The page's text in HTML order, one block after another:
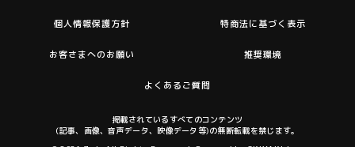
個人情報保護方針 特商法に基づく表示
お客さまへのお願い 推奨環境
よくあるご質問
掲載されているすべてのコンテンツ
(記事、画像、音声データ、映像データ等)の無断転載を禁じます。